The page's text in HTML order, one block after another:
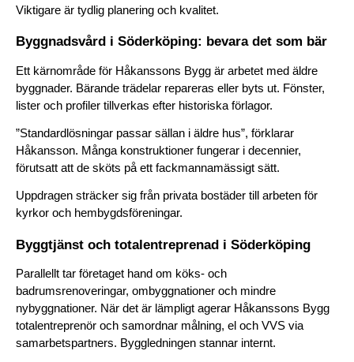
Viktigare är tydlig planering och kvalitet.
Byggnadsvård i Söderköping: bevara det som bär
Ett kärnområde för Håkanssons Bygg är arbetet med äldre
byggnader. Bärande trädelar repareras eller byts ut. Fönster,
lister och profiler tillverkas efter historiska förlagor.
”Standardlösningar passar sällan i äldre hus”, förklarar
Håkansson. Många konstruktioner fungerar i decennier,
förutsatt att de sköts på ett fackmannamässigt sätt.
Uppdragen sträcker sig från privata bostäder till arbeten för
kyrkor och hembygdsföreningar.
Byggtjänst och totalentreprenad i Söderköping
Parallellt tar företaget hand om köks- och
badrumsrenoveringar, ombyggnationer och mindre
nybyggnationer. När det är lämpligt agerar Håkanssons Bygg
totalentreprenör och samordnar målning, el och VVS via
samarbetspartners. Byggledningen stannar internt.